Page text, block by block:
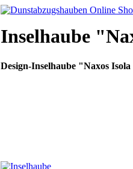
Inselhaube
Design-Inselhaube "Naxos